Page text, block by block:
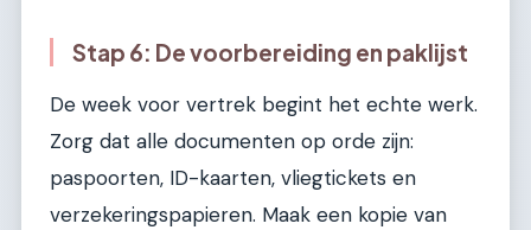
Stap 6: De voorbereiding en paklijst
De week voor vertrek begint het echte werk.
Zorg dat alle documenten op orde zijn:
paspoorten, ID-kaarten, vliegtickets en
verzekeringspapieren. Maak een kopie van